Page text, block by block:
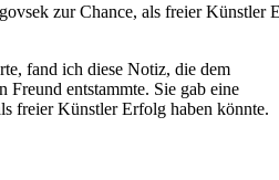
zur Chance, als freier Künstler
fand ich diese Notiz, die dem
Freund entstammte. Sie gab eine
freier Künstler Erfolg haben könnte.